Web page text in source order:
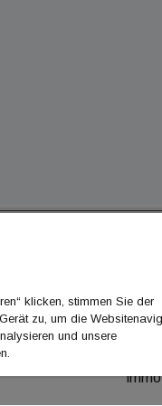
klicken, stimmen Sie der
zu, um die
und unsere